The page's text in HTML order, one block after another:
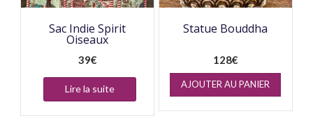
Sac Indie Spirit
Oiseaux
39€
Lire la suite
Statue Bouddha
128€
AJOUTER AU PANIER